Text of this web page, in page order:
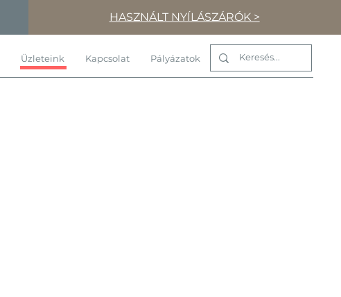
HASZNÁLT NYÍLÁSZÁRÓK >
Üzleteink Kapcsolat Pályázatok